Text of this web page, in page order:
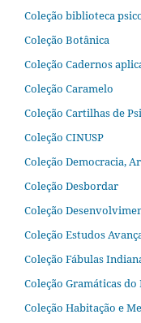
Coleção biblioteca
Coleção Botânica
Coleção Cadernos
Coleção Caramelo
Coleção Cartilhas de
Coleção CINUSP
Coleção Democracia,
Coleção Desbordar
Coleção
Coleção Estudos
Coleção Fábulas
Coleção Gramáticas
Coleção Habitação e